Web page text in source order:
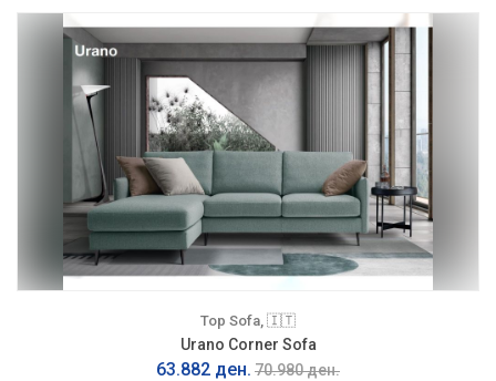
Top Sofa, 🇮🇹
Urano Corner Sofa
63.882 ден. 70.980 ден.